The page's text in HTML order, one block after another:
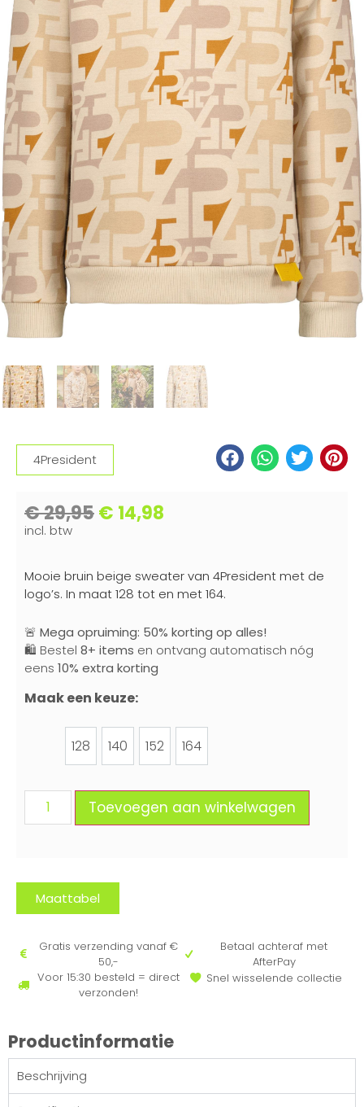
4President
€29,95€ 14,98
incl. btw
Mooie bruin beige sweater van 4President met de
logo’s. In maat 128 tot en met 164.
🚨 Mega opruiming: 50% korting op alles!
🛍️ Bestel 8+ items en ontvang automatisch nóg
eens 10% extra korting
Maak een keuze:
128
128
140
140
152
152
164
164
Toevoegen aan winkelwagen
Maattabel
Gratis verzending vanaf €
50,-
Voor 15:30 besteld = direct
verzonden!
Betaal achteraf met
AfterPay
Snel wisselende collectie
Productinformatie
Beschrijving